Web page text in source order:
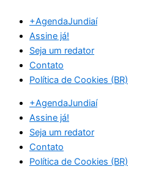
para
conteúdo
+AgendaJundiaí
Assine já!
Seja um redator
Contato
Política de Cookies (BR)
+AgendaJundiaí
Assine já!
Seja um redator
Contato
Política de Cookies (BR)